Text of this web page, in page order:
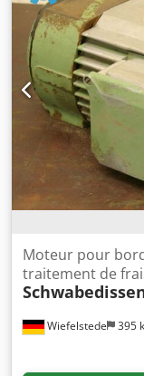
Moteur : 0,18 kW -
Akgskr - Hauteur
disponibles -
1 x 1 250 tr/min -
260/370/H510 mm
Wiefelstede 395
Moteur pour
traitement de